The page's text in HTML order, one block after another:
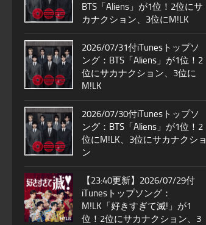
BTS「Aliens」が1位！2位にサ
カナクション、3位にM!LK
2026/07/31付iTunesトップソ
ング：BTS「Aliens」が1位！2
位にサカナクション、3位に
M!LK
2026/07/30付iTunesトップソ
ング：BTS「Aliens」が1位！2
位にM!LK、3位にサカナクショ
ン
【23:40更新】2026/07/29付
iTunesトップソング：
M!LK「好きすぎて滅!」が1
位！2位にサカナクション、3